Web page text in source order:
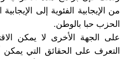
من الإيجابية الفئوية إلى
الحزب حبا بالوطن.
على الجهة الأخرى لا يمكن
التعرف على الحقائق التي